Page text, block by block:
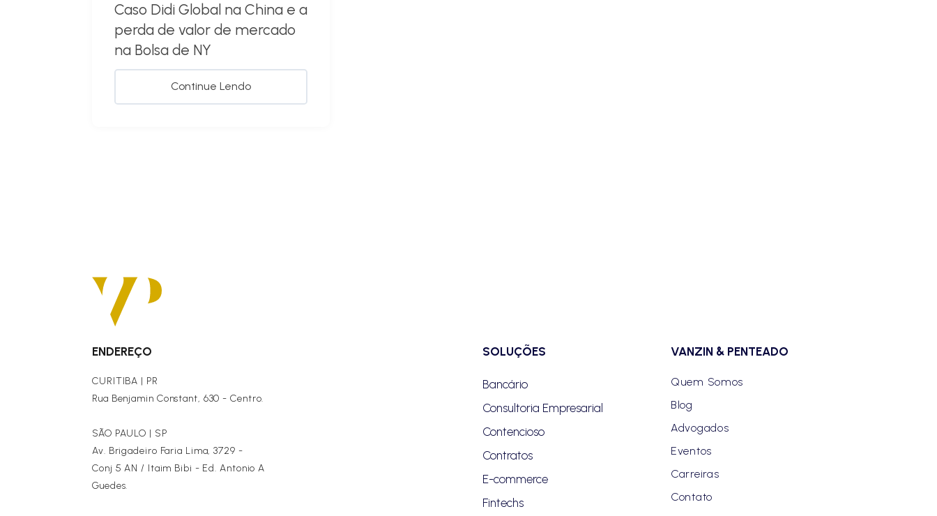
Caso Didi Global na China e a
perda de valor de mercado
na Bolsa de NY
Continue Lendo
ENDEREÇO
CURITIBA | PR
Rua Benjamin Constant, 630 - Centro.
SÃO PAULO | SP
Av. Brigadeiro Faria Lima, 3729 -
Conj 5 AN / Itaim Bibi - Ed. Antonio A
Guedes.
SOLUÇÕES
Bancário
Consultoria Empresarial
Contencioso
Contratos
E-commerce
Fintechs
VANZIN & PENTEADO
Quem Somos
Blog
Advogados
Eventos
Carreiras
Contato